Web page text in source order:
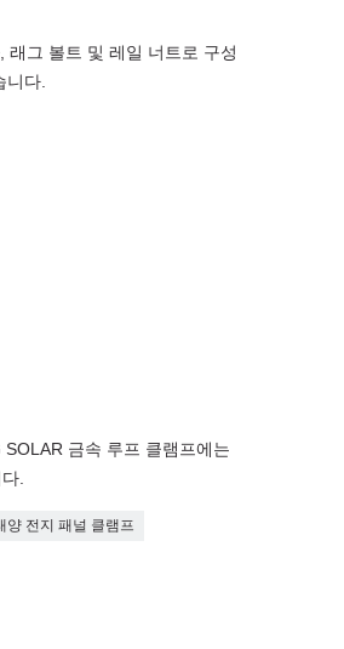
래그 볼트 및 레일 너트로 구성
니다.
금속 루프 클램프에는
.
양 전지 패널 클램프